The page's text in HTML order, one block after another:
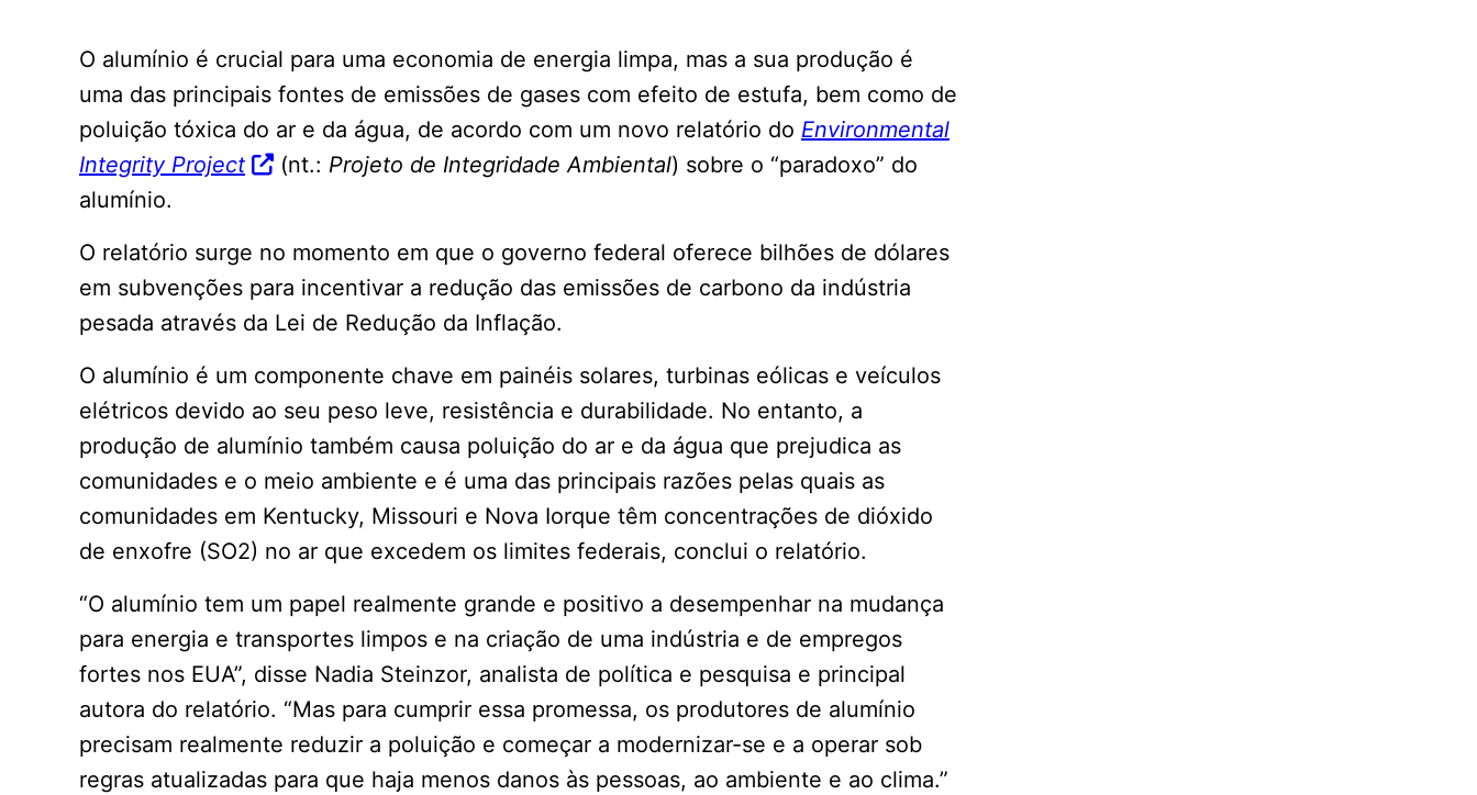
O alumínio é crucial para uma economia de energia limpa, mas a sua produção é
uma das principais fontes de emissões de gases com efeito de estufa, bem como de
poluição tóxica do ar e da água, de acordo com um novo relatório do Environmental
Integrity Project
(nt.: Projeto de Integridade Ambiental) sobre o “paradoxo” do
alumínio.
O relatório surge no momento em que o governo federal oferece bilhões de dólares
em subvenções para incentivar a redução das emissões de carbono da indústria
pesada através da Lei de Redução da Inflação.
O alumínio é um componente chave em painéis solares, turbinas eólicas e veículos
elétricos devido ao seu peso leve, resistência e durabilidade. No entanto, a
produção de alumínio também causa poluição do ar e da água que prejudica as
comunidades e o meio ambiente e é uma das principais razões pelas quais as
comunidades em Kentucky, Missouri e Nova Iorque têm concentrações de dióxido
de enxofre (SO2) no ar que excedem os limites federais, conclui o relatório.
“O alumínio tem um papel realmente grande e positivo a desempenhar na mudança
para energia e transportes limpos e na criação de uma indústria e de empregos
fortes nos EUA”, disse Nadia Steinzor, analista de política e pesquisa e principal
autora do relatório. “Mas para cumprir essa promessa, os produtores de alumínio
precisam realmente reduzir a poluição e começar a modernizar-se e a operar sob
regras atualizadas para que haja menos danos às pessoas, ao ambiente e ao clima.”